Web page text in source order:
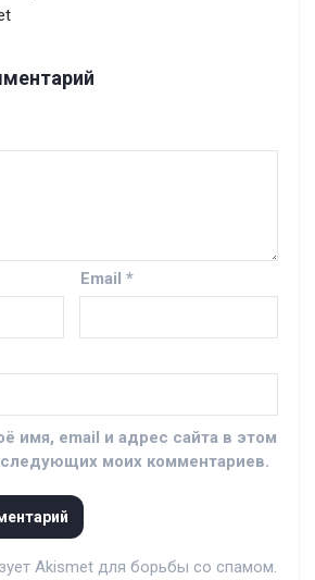
Email *
имя, email и адрес сайта в этом
моих комментариев.
Akismet для борьбы со спамом.